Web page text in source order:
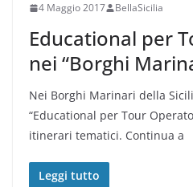
4 Maggio 2017 BellaSicilia
Educational per
nei “Borghi
Nei Borghi Marinari della
“Educational per Tour
itinerari tematici. Continua a
Leggi tutto